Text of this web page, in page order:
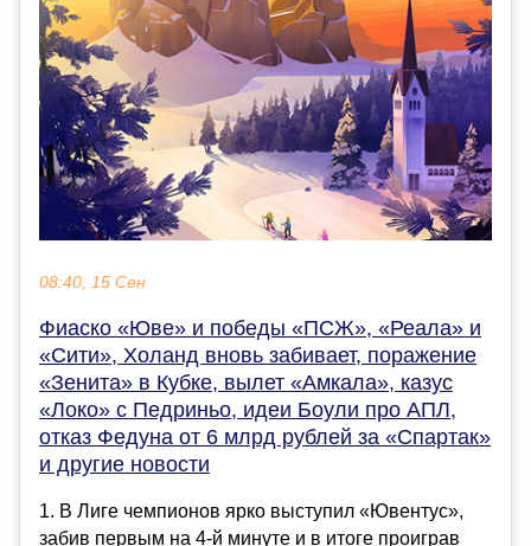
08:40, 15 Сен
Фиаско «Юве» и победы «ПСЖ», «Реала» и
«Сити», Холанд вновь забивает, поражение
«Зенита» в Кубке, вылет «Амкала», казус
«Локо» с Педриньо, идеи Боули про АПЛ,
отказ Федуна от 6 млрд рублей за «Спартак»
и другие новости
1. В Лиге чемпионов ярко выступил «Ювентус»,
забив первым на 4-й минуте и в итоге проиграв